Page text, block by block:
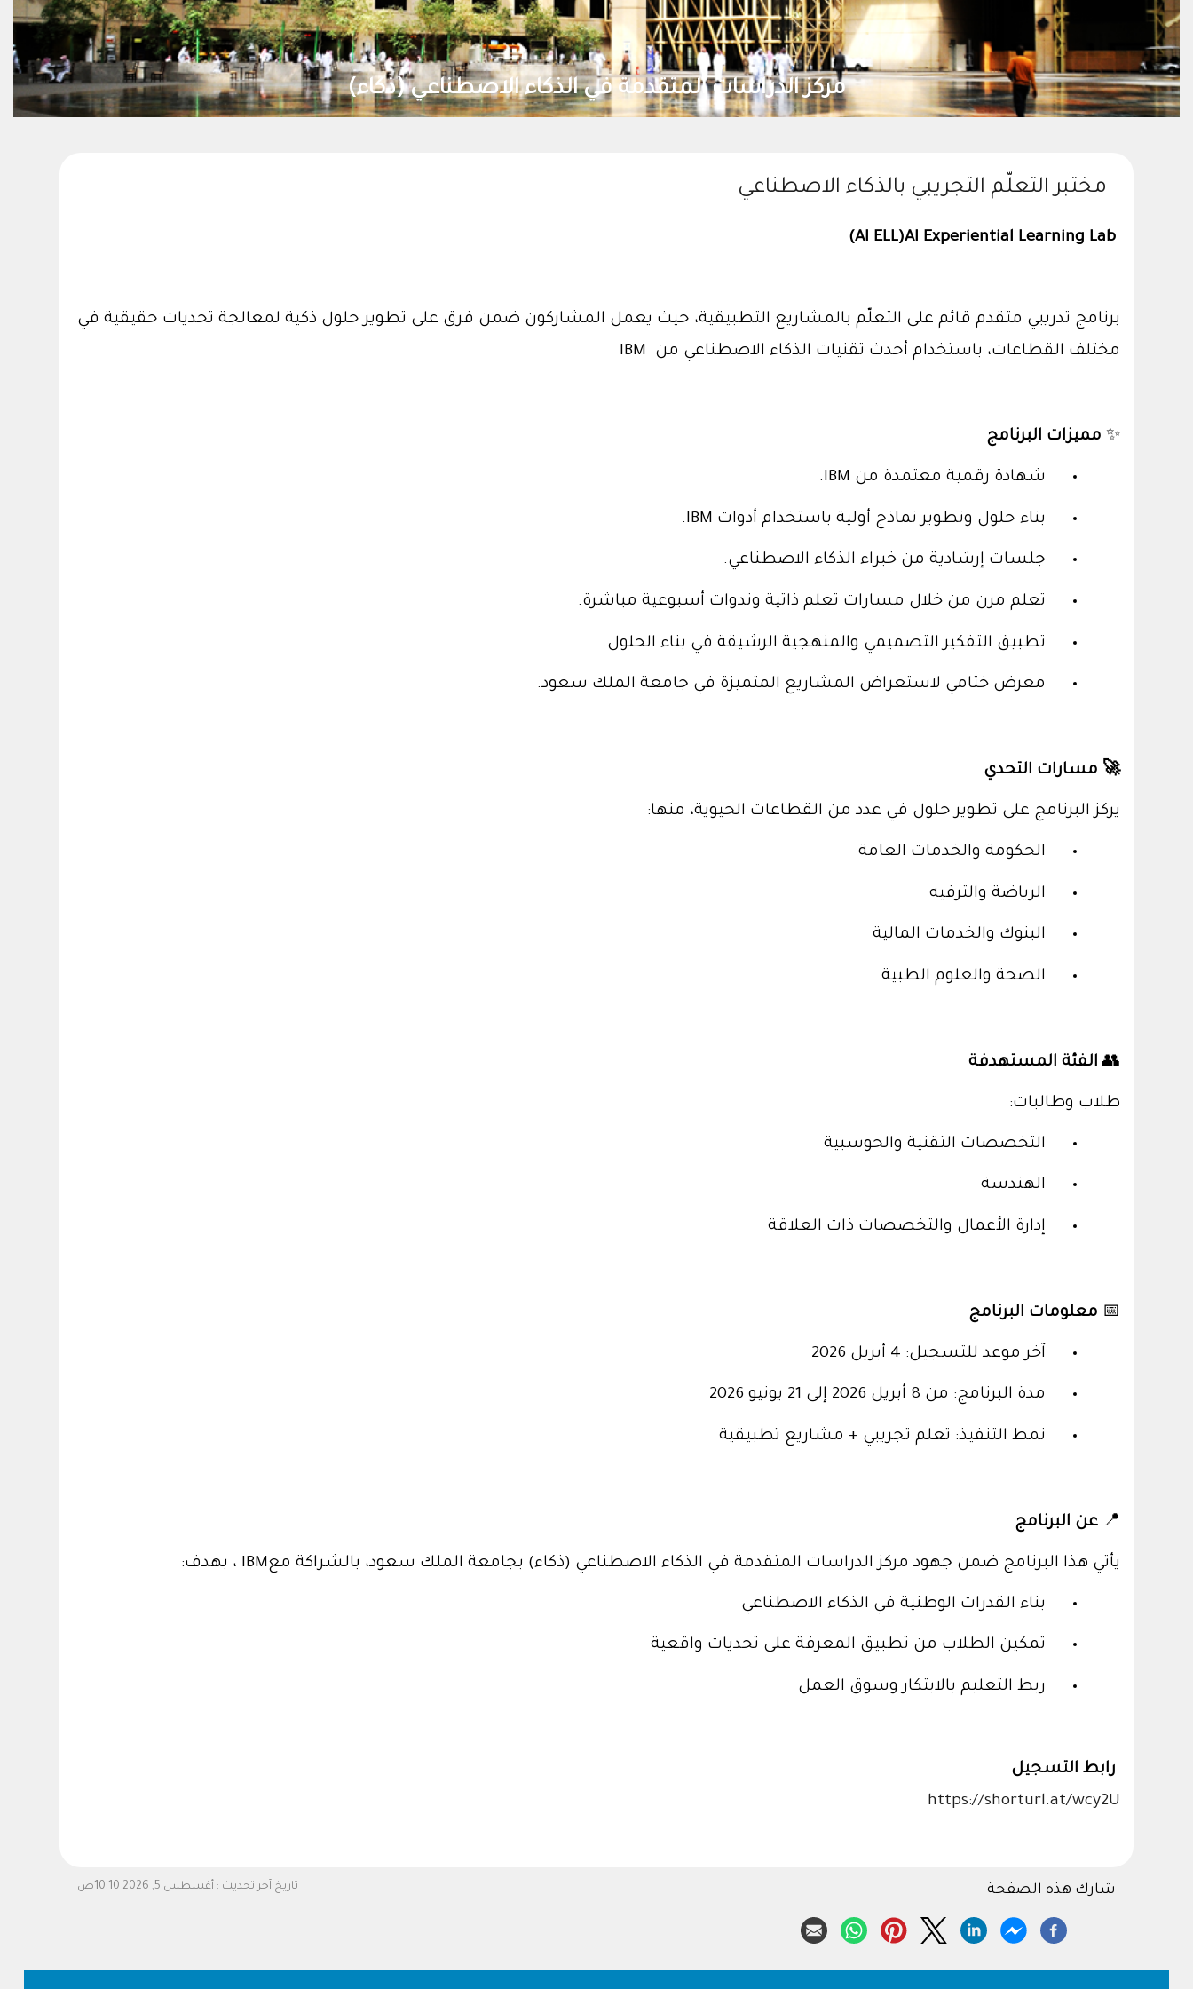
مركز الدراسات المتقدمة في الذكاء الاصطناعي (ذكاء)
مختبر التعلّم التجريبي بالذكاء الاصطناعي
AI Experiential Learning Lab
(AI ELL)
برنامج تدريبي متقدم قائم على التعلّم بالمشاريع التطبيقية، حيث يعمل المشاركون ضمن فرق على تطوير حلول ذكية لمعالجة تحديات حقيقية في
مختلف القطاعات، باستخدام أحدث تقنيات الذكاء الاصطناعي من IBM
✨ مميزات البرنامج
شهادة رقمية معتمدة من IBM
.
بناء حلول وتطوير نماذج أولية باستخدام أدوات IBM
.
جلسات إرشادية من خبراء الذكاء الاصطناعي.
تعلم مرن من خلال مسارات تعلم ذاتية وندوات أسبوعية مباشرة.
تطبيق التفكير التصميمي والمنهجية الرشيقة في بناء الحلول.
معرض ختامي لاستعراض المشاريع المتميزة في جامعة الملك سعود.
🚀 مسارات التحدي
يركز البرنامج على تطوير حلول في عدد من القطاعات الحيوية، منها:
الحكومة والخدمات العامة
الرياضة والترفيه
البنوك والخدمات المالية
الصحة والعلوم الطبية
👥 الفئة المستهدفة
طلاب وطالبات:
التخصصات التقنية والحوسبية
الهندسة
إدارة الأعمال والتخصصات ذات العلاقة
📅 معلومات البرنامج
آخر موعد للتسجيل: 4 أبريل 2026
مدة البرنامج: من 8 أبريل 2026 إلى 21 يونيو 2026
نمط التنفيذ: تعلم تجريبي + مشاريع تطبيقية
📍 عن البرنامج
يأتي هذا البرنامج ضمن جهود مركز الدراسات المتقدمة في الذكاء الاصطناعي (ذكاء) بجامعة الملك سعود، بالشراكة معIBM ، بهدف:
بناء القدرات الوطنية في الذكاء الاصطناعي
تمكين الطلاب من تطبيق المعرفة على تحديات واقعية
ربط التعليم بالابتكار وسوق العمل
رابط التسجيل
https://shorturl.at/wcy2U
تاريخ آخر تحديث : أغسطس 5, 2026 10:10ص شارك هذه الصفحة